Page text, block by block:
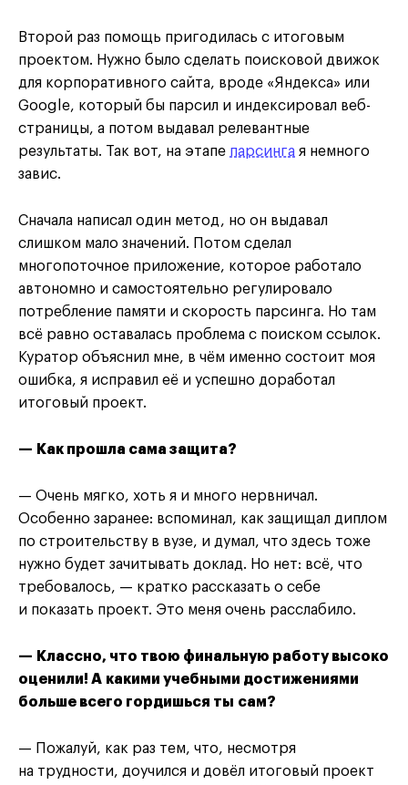
Второй раз помощь пригодилась с итоговым
проектом. Нужно было сделать поисковой движок
для корпоративного сайта, вроде «Яндекса» или
Google, который бы парсил и индексировал веб-
страницы, а потом выдавал релевантные
результаты. Так вот, на этапе парсинга я немного
завис.
Сначала написал один метод, но он выдавал
слишком мало значений. Потом сделал
многопоточное приложение, которое работало
автономно и самостоятельно регулировало
потребление памяти и скорость парсинга. Но там
всё равно оставалась проблема с поиском ссылок.
Куратор объяснил мне, в чём именно состоит моя
ошибка, я исправил её и успешно доработал
итоговый проект.
— Как прошла сама защита?
— Очень мягко, хоть я и много нервничал.
Особенно заранее: вспоминал, как защищал диплом
по строительству в вузе, и думал, что здесь тоже
нужно будет зачитывать доклад. Но нет: всё, что
требовалось, — кратко рассказать о себе
и показать проект. Это меня очень расслабило.
— Классно, что твою финальную работу высоко
оценили! А какими учебными достижениями
больше всего гордишься ты сам?
— Пожалуй, как раз тем, что, несмотря
на трудности, доучился и довёл итоговый проект